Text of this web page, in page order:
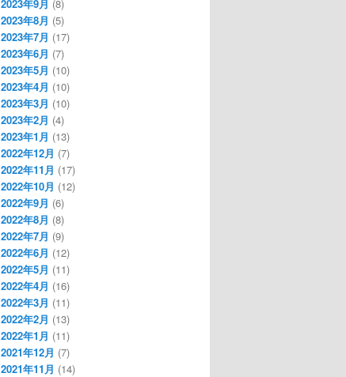
2023年9月 (8)
2023年8月 (5)
2023年7月 (17)
2023年6月 (7)
2023年5月 (10)
2023年4月 (10)
2023年3月 (10)
2023年2月 (4)
2023年1月 (13)
2022年12月 (7)
2022年11月 (17)
2022年10月 (12)
2022年9月 (6)
2022年8月 (8)
2022年7月 (9)
2022年6月 (12)
2022年5月 (11)
2022年4月 (16)
2022年3月 (11)
2022年2月 (13)
2022年1月 (11)
2021年12月 (7)
2021年11月 (14)